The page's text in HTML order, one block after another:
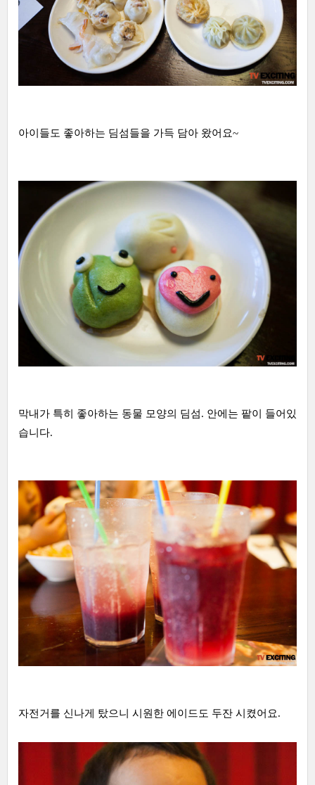
아이들도 좋아하는 딤섬들을 가득 담아 왔어요~
막내가 특히 좋아하는 동물 모양의 딤섬. 안에는 팥이 들어있
습니다.
자전거를 신나게 탔으니 시원한 에이드도 두잔 시켰어요.